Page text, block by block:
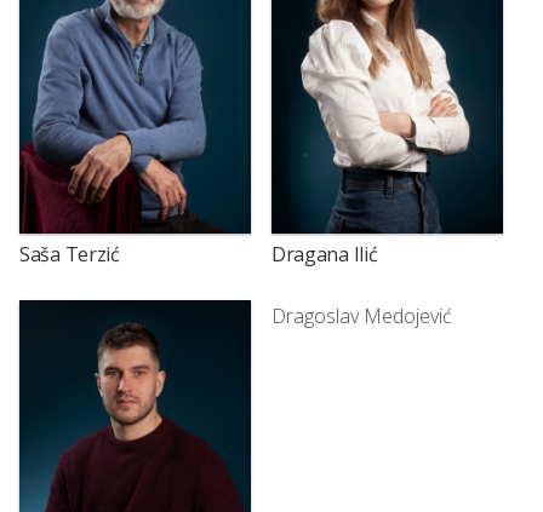
Saša Terzić Dragana Ilić
Dragoslav Medojević